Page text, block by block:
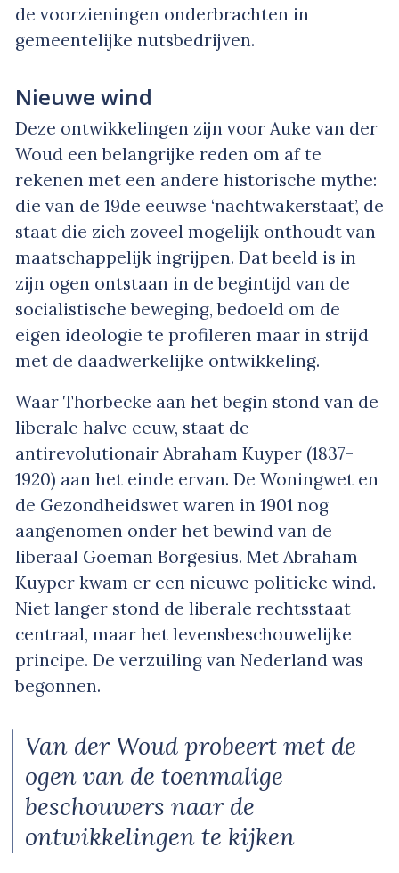
de voorzieningen onderbrachten in
gemeentelijke nutsbedrijven.
Nieuwe wind
Deze ontwikkelingen zijn voor Auke van der
Woud een belangrijke reden om af te
rekenen met een andere historische mythe:
die van de 19de eeuwse ‘nachtwakerstaat’, de
staat die zich zoveel mogelijk onthoudt van
maatschappelijk ingrijpen. Dat beeld is in
zijn ogen ontstaan in de begintijd van de
socialistische beweging, bedoeld om de
eigen ideologie te profileren maar in strijd
met de daadwerkelijke ontwikkeling.
Waar Thorbecke aan het begin stond van de
liberale halve eeuw, staat de
antirevolutionair Abraham Kuyper (1837-
1920) aan het einde ervan. De Woningwet en
de Gezondheidswet waren in 1901 nog
aangenomen onder het bewind van de
liberaal Goeman Borgesius. Met Abraham
Kuyper kwam er een nieuwe politieke wind.
Niet langer stond de liberale rechtsstaat
centraal, maar het levensbeschouwelijke
principe. De verzuiling van Nederland was
begonnen.
Van der Woud probeert met de
ogen van de toenmalige
beschouwers naar de
ontwikkelingen te kijken